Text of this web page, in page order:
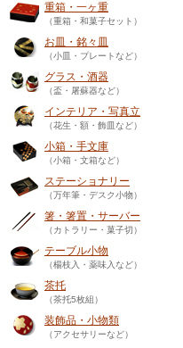
重箱・一ヶ重
（重箱・和菓子セット）
お皿・銘々皿
（小皿・プレートなど）
グラス・酒器
（盃・屠蘇器など）
インテリア・写真立
（花生・額・飾皿など）
小箱・手文庫
（小箱・文箱など）
ステーショナリー
（万年筆・デスク小物）
箸・箸置・サーバー
（カトラリー・菓子切）
テーブル小物
（楊枝入・薬味入など）
茶托
（茶托5枚組）
装飾品・小物類
（アクセサリーなど）